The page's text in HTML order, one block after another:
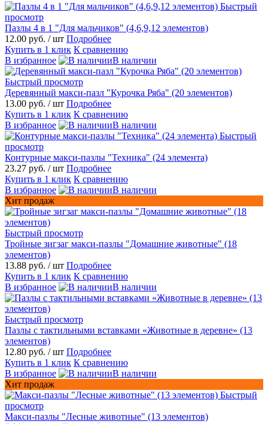
Быстрый
просмотр
Пазлы 4 в 1 "Для мальчиков" (4,6,9,12 элементов)
12.00 руб. / шт Подробнее
Купить в 1 клик К сравнению
В избранное
В наличии
Быстрый просмотр
Деревянный макси-пазл "Курочка Ряба" (20 элементов)
13.00 руб. / шт Подробнее
Купить в 1 клик К сравнению
В избранное
В наличии
Быстрый
просмотр
Контурные макси-пазлы "Техника" (24 элемента)
23.27 руб. / шт Подробнее
Купить в 1 клик К сравнению
В избранное
В наличии
Хит продаж
Быстрый просмотр
Тройные зигзаг макси-пазлы "Домашние животные" (18
элементов)
13.88 руб. / шт Подробнее
Купить в 1 клик К сравнению
В избранное
В наличии
Быстрый просмотр
Пазлы с тактильными вставками «Животные в деревне» (13
элементов)
12.80 руб. / шт Подробнее
Купить в 1 клик К сравнению
В избранное
В наличии
Хит продаж
Быстрый
просмотр
Макси-пазлы "Лесные животные" (13 элементов)